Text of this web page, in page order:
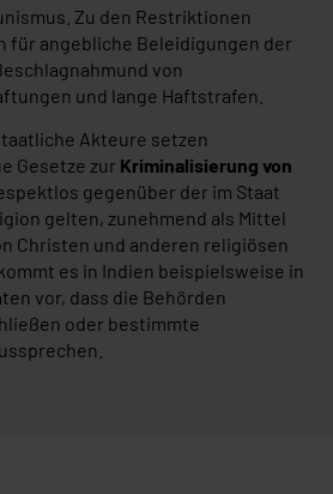
Zu den Restriktionen
für angebliche Beleidigungen der
von
und lange Haftstrafen.
Akteure setzen
Gesetze zur Kriminalisierung von
gegenüber der im Staat
gelten, zunehmend als Mittel
Christen und anderen religiösen
es in Indien beispielsweise in
vor, dass die Behörden
oder bestimmte